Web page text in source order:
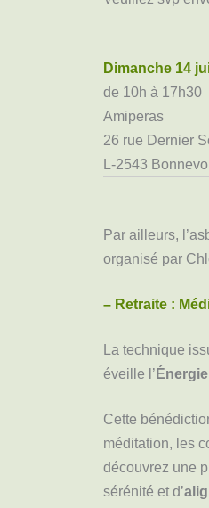
Dimanche 14
de 10h à 17h30
Amiperas
26 rue Dernier
L-2543
Par ailleurs,
organisé par
– Retraite :
La technique
éveille l’
Cette
méditation, les
découvrez une
sérénité et d’